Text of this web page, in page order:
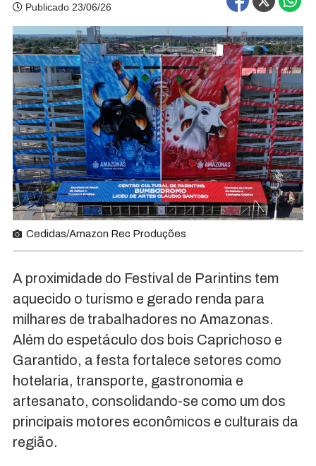
Publicado 23/06/26
Cedidas/Amazon Rec Produções
A proximidade do Festival de Parintins tem
aquecido o turismo e gerado renda para
milhares de trabalhadores no Amazonas.
Além do espetáculo dos bois Caprichoso e
Garantido, a festa fortalece setores como
hotelaria, transporte, gastronomia e
artesanato, consolidando-se como um dos
principais motores econômicos e culturais da
região.